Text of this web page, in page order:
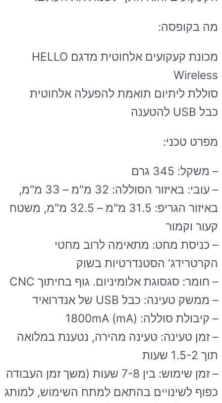
מה בקופסה:
מכונת קעקועים אלחוטית מדגם HELLO
Wireless
סוללת ליתיום תואמת להפעלה אלחוטית
כבל USB להטענה
מפרט טכני:
– משקל: 345 גרם
– עובי: באיזור הסוללה: 32 מ"מ – 33 מ"מ,
באיזור הגריפ: 31.5 מ"מ – 32.5 מ"מ, משטח
קעור וקמור
– כניסת מחט: מתאימה לרוב מחטי
הקרטרידג' הסטנדרטיות בשוק
– חומר: סגסוגת אלומיניום. גוף בחיתוך CNC
– ממשק טעינה: כבל USB של אנדרואיד
– קיבולת סוללה: 1800mA (mA)
– זמן טעינה: טעינה מהירה, נטענת במלואה
תוך 1.5-2 שעות
– זמן שימוש: בין 7-8 שעות (משך זמן העבודה
כפוף לשינויים בהתאם למתח השימוש, למותג